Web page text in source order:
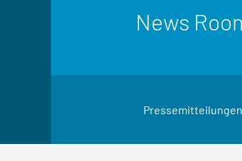
News
Pressemitteilungen